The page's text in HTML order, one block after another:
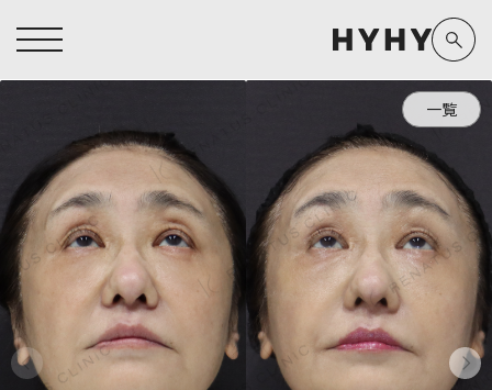
ヒアルロン酸注入症例一覧
医療脱毛症例一覧
アートメイク症例一覧
クリニック一覧
医師一覧
運営元情報
よくあるご質問
お問い合わせ
プライバシーポリシー
未成年の方へ
ヒアルロン酸注入 医療脱毛
Doctor
担当医師から探す
副田 周
高橋 希
Preparation
製剤から探す
ザーフ(XERF)
ボラックス
一覧